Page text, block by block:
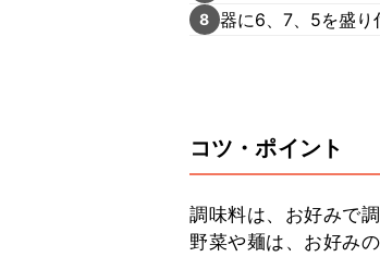
8 器に6、7、5を盛り
コツ・ポイント
調味料は、お好みで
野菜や麺は、お好み